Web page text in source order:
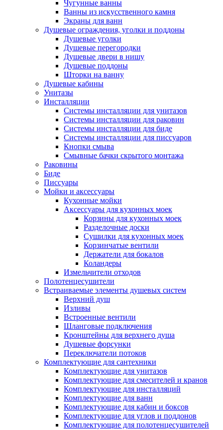
Чугунные ванны
Ванны из искусственного камня
Экраны для ванн
Душевые ограждения, уголки и поддоны
Душевые уголки
Душевые перегородки
Душевые двери в нишу
Душевые поддоны
Шторки на ванну
Душевые кабины
Унитазы
Инсталляции
Системы инсталляции для унитазов
Системы инсталляции для раковин
Системы инсталляции для биде
Системы инсталляции для писсуаров
Кнопки смыва
Смывные бачки скрытого монтажа
Раковины
Биде
Писсуары
Мойки и аксессуары
Кухонные мойки
Аксессуары для кухонных моек
Корзины для кухонных моек
Разделочные доски
Сушилки для кухонных моек
Корзинчатые вентили
Держатели для бокалов
Коландеры
Измельчители отходов
Полотенцесушители
Встраиваемые элементы душевых систем
Верхний душ
Изливы
Встроенные вентили
Шланговые подключения
Кронштейны для верхнего душа
Душевые форсунки
Переключатели потоков
Комплектующие для сантехники
Комплектующие для унитазов
Комплектующие для смесителей и кранов
Комплектующие для инсталляций
Комплектующие для ванн
Комплектующие для кабин и боксов
Комплектующие для углов и поддонов
Комплектующие для полотенцесушителей